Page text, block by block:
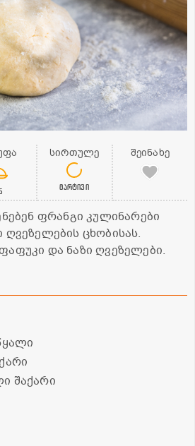
სირთულე
მარტივი
შეინახე
ფრანგი კულინარები
ღვეზელების ცხობისას.
და ნაზი ღვეზელები.
შაქარი